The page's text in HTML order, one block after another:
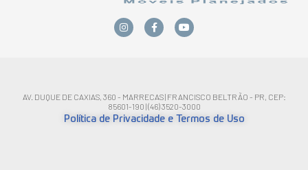
AV. DUQUE DE CAXIAS, 360 - MARRECAS | FRANCISCO BELTRÃO - PR, CEP:
85601-190 | (46) 3520-3000
Política de Privacidade e Termos de Uso